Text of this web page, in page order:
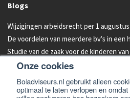
Onze cookies
Boladviseurs.nl gebruikt alleen
optimaal te laten verlopen en
Blogs
Wijzigingen arbeidsrecht per 1 augustus
De voordelen van meerdere bv’s in
Studie van de zaak voor de kinderen
Energielabel C vanaf 2023 verplicht voor
Aandelen van je bedrijf overdragen aan
Bleeders omzetten in feeders: zo doe